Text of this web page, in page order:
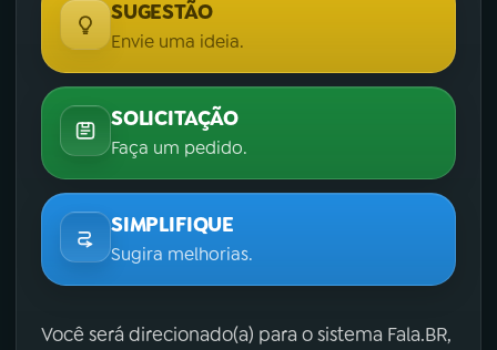
SUGESTÃO
Envie uma ideia.
SOLICITAÇÃO
Faça um pedido.
SIMPLIFIQUE
Sugira melhorias.
Você será direcionado(a) para o sistema Fala.BR,